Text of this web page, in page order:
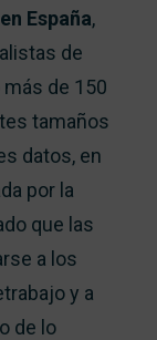
España,
de
más de 150
tamaños
datos, en
por la
que las
a los
y a
de lo